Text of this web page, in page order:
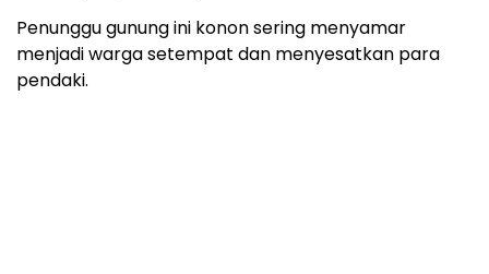
Penunggu gunung ini konon sering menyamar
menjadi warga setempat dan menyesatkan para
pendaki.